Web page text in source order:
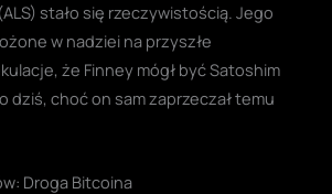
stało się rzeczywistością. Jego
w nadziei na przyszłe
że Finney mógł być Satoshim
dziś, choć on sam zaprzeczał temu
Droga Bitcoina